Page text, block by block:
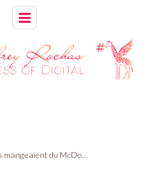
mangeaient du McDo…